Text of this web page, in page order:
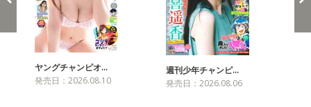
ヤングチャンピオ…
発売日：2026.08.10
週刊少年チャンピ…
発売日：2026.08.06